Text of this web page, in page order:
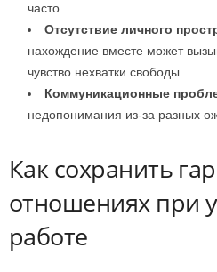
часто.
Отсутствие личного
нахождение вместе может
чувство нехватки свободы.
Коммуникационные
недопонимания из-за разных
Как сохранить
отношениях при
работе